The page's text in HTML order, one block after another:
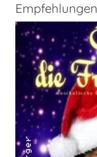
Empfehlungen